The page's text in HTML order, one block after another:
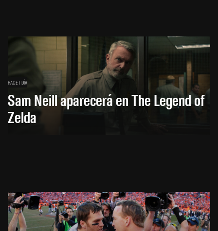
HACE 1 DÍA
Sam Neill aparecerá en The Legend of
Zelda